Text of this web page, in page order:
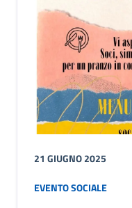
21 GIUGNO 2025
EVENTO SOCIALE